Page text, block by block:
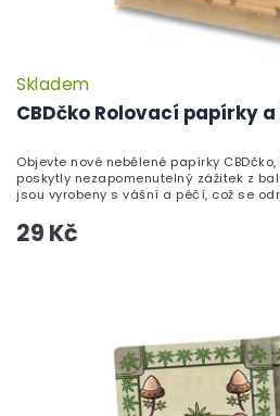
CBDčko Rolovací papírky
Skladem
29 Kč
Objevte nové nebělené papírky
poskytly nezapomenutelný zážitek z
jsou vyrobeny s vášní a péčí, což se